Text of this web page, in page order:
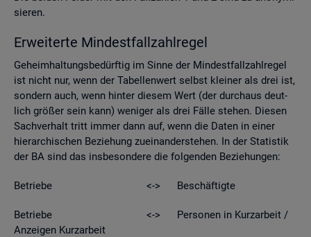
sie­ren.
Er­wei­ter­te Min­dest­fall­zahl­re­gel
Ge­heim­hal­tungs­be­dürf­tig im Sinne der Min­dest­fall­zahl­re­gel
ist nicht nur, wenn der Ta­bel­len­wert selbst klei­ner als drei ist,
son­dern auch, wenn hin­ter die­sem Wert (der durch­aus deut­
lich grö­ßer sein kann) we­ni­ger als drei Fälle ste­hen. Die­sen
Sach­ver­halt tritt immer dann auf, wenn die Daten in einer
hier­ar­chi­schen Be­zie­hung zu­ein­an­der­ste­hen. In der Sta­tis­tik
der BA sind das ins­be­son­de­re die fol­gen­den Be­zie­hun­gen:
Be­trie­be <-> Be­schäf­tig­te
Be­trie­be <-> Per­so­nen in Kurz­ar­beit /
An­zei­gen Kurz­ar­beit